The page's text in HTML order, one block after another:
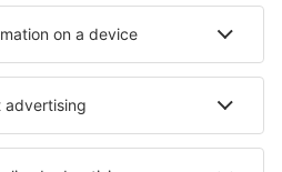
de către utilizatorii eSky
populare
Hoteluri în Luxemburg
în Bourscheid